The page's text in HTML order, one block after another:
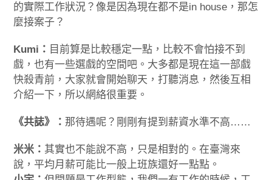
的實際工作狀況？像是因為現在都不是in house，那怎
麼接案子？
Kumi： 目前算是比較穩定一點，比較不會怕接不到
戲，也有一些選戲的空間吧。大多都是現在這一部戲
快殺青前，大家就會開始聊天，打聽消息，然後互相
介紹一下，所以網絡很重要。
《共誌》： 那待遇呢？剛剛有提到薪資水準不高……
米米： 其實也不能說不高，只是相對的。在臺灣來
說，平均月薪可能比一般上班族還好一點點。